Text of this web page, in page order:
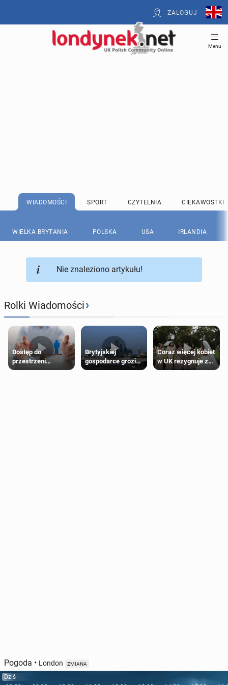
ZALOGUJ
Menu
WIADOMOŚCI SPORT CZYTELNIA CIEKAWOSTKI
WIELKA BRYTANIA POLSKA USA IRLANDIA
Nie znaleziono artykułu!
Rolki Wiadomości›
Dostęp do
przestrzeni
przeznaczonych
Brytyjskiej
gospodarce grozi
recesja, jeśli
Coraz więcej kobiet
w UK rezygnuje z
roli druhny na
Pogoda • London ZMIANA
Dziś